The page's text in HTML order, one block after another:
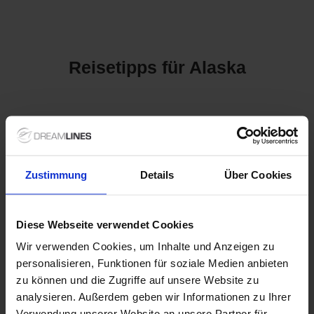
Zustimmung Details Über Cookies
Diese Webseite verwendet Cookies
Wir verwenden Cookies, um Inhalte und Anzeigen zu
personalisieren, Funktionen für soziale Medien anbieten
zu können und die Zugriffe auf unsere Website zu
analysieren. Außerdem geben wir Informationen zu Ihrer
Reisetipps für Alaska
Kreuzfahrt-Angebote für
Alaska: Naturgewalten &
erlebnisreiche Routen
Gletschern, Fjorden und weiter Wildnis.
Zwischen der berühmten Inside Passage und abgelegenen
Küstenabschnitten erleben Sie Alaska aus einer Perspektive,
die nur vom Wasser aus möglich ist. Entdecken Sie passende
Alaska-Kreuzfahrten
oder weitere Top-Angebote weltweit.
Zudem können Sie sich von unseren erfahrenen